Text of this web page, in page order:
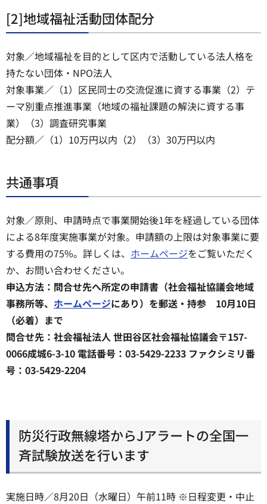
[2]地域福祉活動団体配分
対象／地域福祉を目的として区内で活動している法人格を
持たない団体・NPO法人
対象事業／（1）区民同士の交流促進に資する事業（2）テ
ーマ別重点推進事業（地域の福祉課題の解決に資する事
業）（3）調査研究事業
配分額／（1）10万円以内（2）（3）30万円以内
共通事項
対象／原則、申請時点で事業開始後1年を経過している団体
による8年度実施事業が対象。申請額の上限は対象事業に要
する費用の75%。詳しくは、 ホームページをご覧いただく
か、お問い合わせください。
申込方法：問合せ先へ所定の申請書（社会福祉協議会地域
事務所等、 ホームページにあり）を郵送・持参 10月10日
（必着）まで
問合せ先：社会福祉法人 世田谷区社会福祉協議会〒157-
0066成城6-3-10 電話番号：03-5429-2233 ファクシミリ番
号：03-5429-2204
防災行政無線塔からJアラートの全国一
斉試験放送を行います
実施日時／8月20日（水曜日）午前11時 ※日程変更・中止